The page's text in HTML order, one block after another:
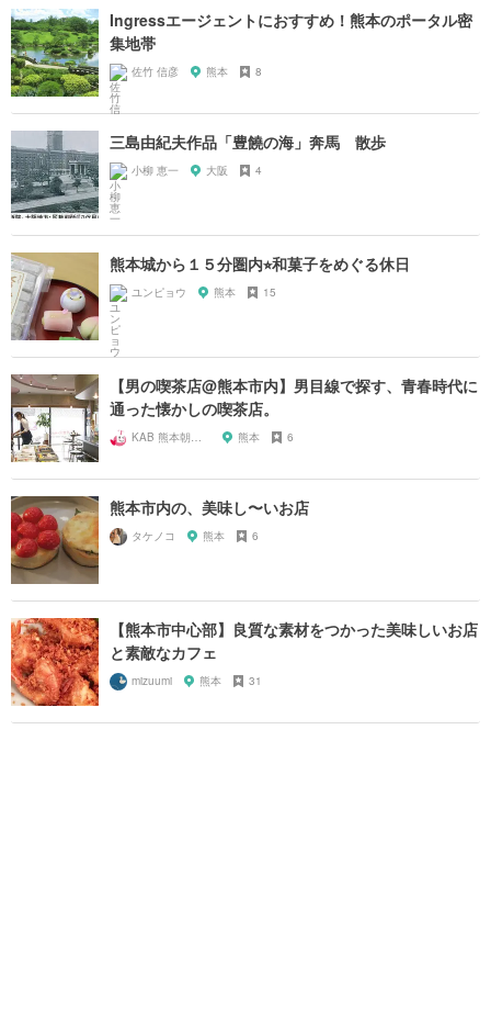
Ingressエージェントにおすすめ！熊本のポータル密
集地帯
佐竹 信彦 熊本 8
三島由紀夫作品「豊饒の海」奔馬 散歩
小柳 恵一 大阪 4
熊本城から１５分圏内⭐︎和菓子をめぐる休日
ユンピョウ 熊本 15
【男の喫茶店@熊本市内】男目線で探す、青春時代に
通った懐かしの喫茶店。
KAB 熊本朝日放送 熊本 6
熊本市内の、美味し〜いお店
タケノコ 熊本 6
【熊本市中心部】良質な素材をつかった美味しいお店
と素敵なカフェ
mizuumi 熊本 31